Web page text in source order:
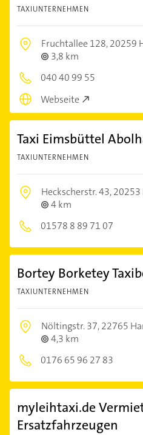
TAXIUNTERNEHMEN
Fruchtallee 128,20259
3,8 km
040 40 99 55
Webseite
Taxi Eimsbüttel
TAXIUNTERNEHMEN
Heckscherstr. 43,20253
4 km
01578 8 89 71 07
Bortey Borketey
TAXIUNTERNEHMEN
Nöltingstr. 37,22765
4,3 km
0176 65 96 27 83
myleihtaxi.de
Ersatzfahrzeugen